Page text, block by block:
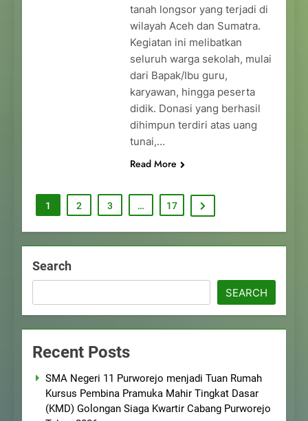
tanah longsor yang terjadi di
wilayah Aceh dan Sumatra.
Kegiatan ini melibatkan
seluruh warga sekolah, mulai
dari Bapak/Ibu guru,
karyawan, hingga peserta
didik. Donasi yang berhasil
dihimpun terdiri atas uang
tunai,…
Read More
1 2 3 … 17
Search
SEARCH
Recent Posts
SMA Negeri 11 Purworejo menjadi Tuan Rumah
Kursus Pembina Pramuka Mahir Tingkat Dasar
(KMD) Golongan Siaga Kwartir Cabang Purworejo